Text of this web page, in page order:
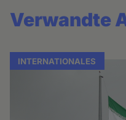
Verwandte
INTERNATIONALES